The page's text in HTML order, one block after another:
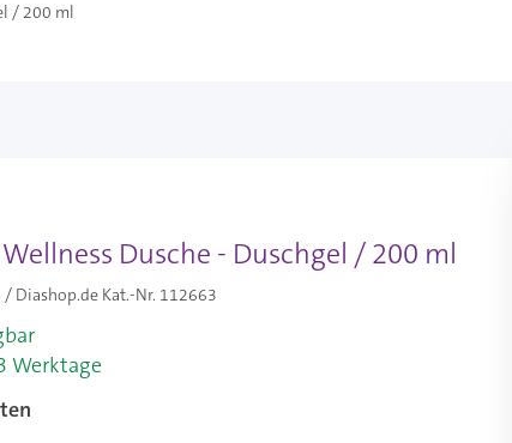
/ 200 ml
Dusche - Duschgel / 200 ml
Diashop.de Kat.-Nr. 112663
Werktage